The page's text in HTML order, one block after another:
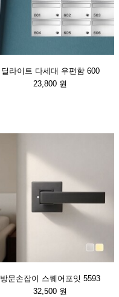
딜라이트 다세대 우편함 600
23,800 원
방문손잡이 스퀘어포잇 5593
32,500 원